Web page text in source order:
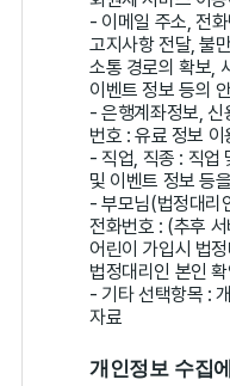
- 이메일 주소, 전
고지사항 전달, 불
소통 경로의 확보,
이벤트 정보 등의
- 은행계좌정보, 신
번호 : 유료 정보 이
- 직업, 직종 : 직업
및 이벤트 정보 등
- 부모님(법정대리
전화번호 : (추후
어린이 가입시 법
법정대리인 본인 확
- 기타 선택항목 :
자료
개인정보 수집